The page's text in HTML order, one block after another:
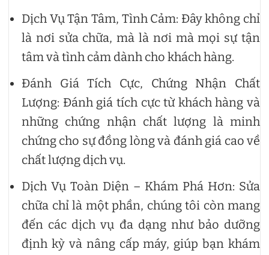
Dịch Vụ Tận Tâm, Tình Cảm: Đây không chỉ
là nơi sửa chữa, mà là nơi mà mọi sự tận
tâm và tình cảm dành cho khách hàng.
Đánh Giá Tích Cực, Chứng Nhận Chất
Lượng: Đánh giá tích cực từ khách hàng và
những chứng nhận chất lượng là minh
chứng cho sự đồng lòng và đánh giá cao về
chất lượng dịch vụ.
Dịch Vụ Toàn Diện – Khám Phá Hơn: Sửa
chữa chỉ là một phần, chúng tôi còn mang
đến các dịch vụ đa dạng như bảo dưỡng
định kỳ và nâng cấp máy, giúp bạn khám